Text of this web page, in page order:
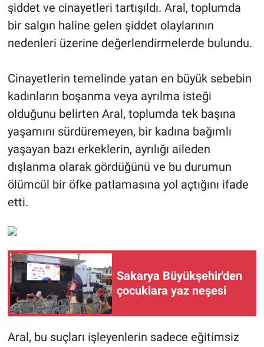
şiddet ve cinayetleri tartışıldı. Aral, toplumda
bir salgın haline gelen şiddet olaylarının
nedenleri üzerine değerlendirmelerde bulundu.
Cinayetlerin temelinde yatan en büyük sebebin
kadınların boşanma veya ayrılma isteği
olduğunu belirten Aral, toplumda tek başına
yaşamını sürdüremeyen, bir kadına bağımlı
yaşayan bazı erkeklerin, ayrılığı aileden
dışlanma olarak gördüğünü ve bu durumun
ölümcül bir öfke patlamasına yol açtığını ifade
etti.
Sakarya Büyükşehir'den
çocuklara yaz neşesi
Aral, bu suçları işleyenlerin sadece eğitimsiz